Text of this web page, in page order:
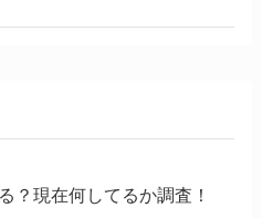
？現在何してるか調査！